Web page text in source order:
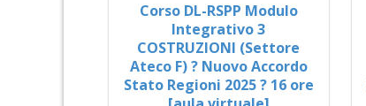
Corso DL-RSPP Modulo
Integrativo 3
COSTRUZIONI (Settore
Ateco F) ? Nuovo Accordo
Stato Regioni 2025 ? 16 ore